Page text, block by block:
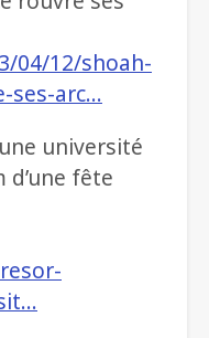
04/12/shoah-
ses-arc…
université
fête